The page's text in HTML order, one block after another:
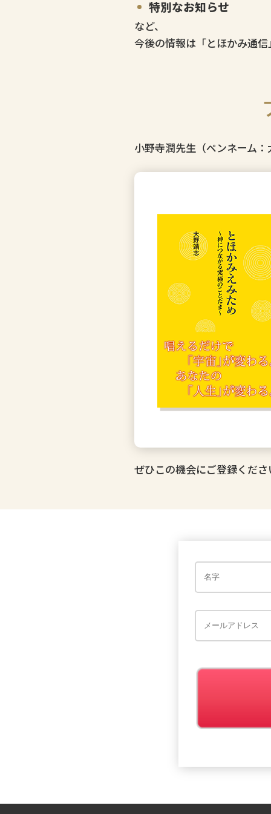
特別なお知らせ
など、
今後の情報は「とほかみ通
小野寺潤先生（ペンネーム
ぜひこの機会にご登録くださ